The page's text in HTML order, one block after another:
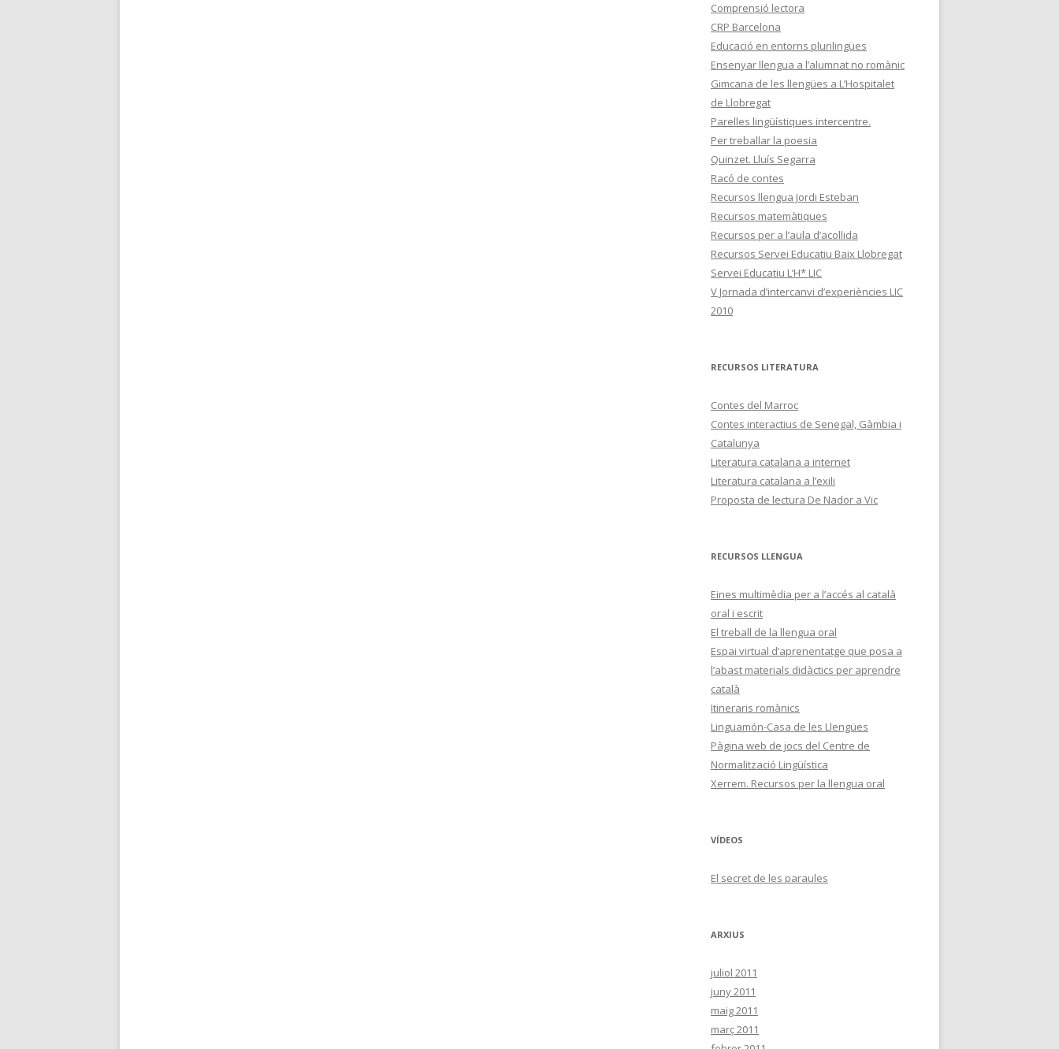
Comprensió lectora
CRP Barcelona
Educació en entorns plurilingües
Ensenyar llengua a l’alumnat no romànic
Gimcana de les llengües a L’Hospitalet
de Llobregat
Parelles lingüístiques intercentre.
Per treballar la poesia
Quinzet. Lluís Segarra
Racó de contes
Recursos llengua Jordi Esteban
Recursos matemàtiques
Recursos per a l’aula d’acollida
Recursos Servei Educatiu Baix Llobregat
Servei Educatiu L’H* LIC
V Jornada d’intercanvi d’experiències LIC
2010
RECURSOS LITERATURA
Contes del Marroc
Contes interactius de Senegal, Gàmbia i
Catalunya
Literatura catalana a internet
Literatura catalana a l’exili
Proposta de lectura De Nador a Vic
RECURSOS LLENGUA
Eines multimèdia per a l’accés al català
oral i escrit
El treball de la llengua oral
Espai virtual d’aprenentatge que posa a
l’abast materials didàctics per aprendre
català
Itineraris romànics
Linguamón-Casa de les Llengües
Pàgina web de jocs del Centre de
Normalització Lingüística
Xerrem. Recursos per la llengua oral
VÍDEOS
El secret de les paraules
ARXIUS
juliol 2011
juny 2011
maig 2011
març 2011